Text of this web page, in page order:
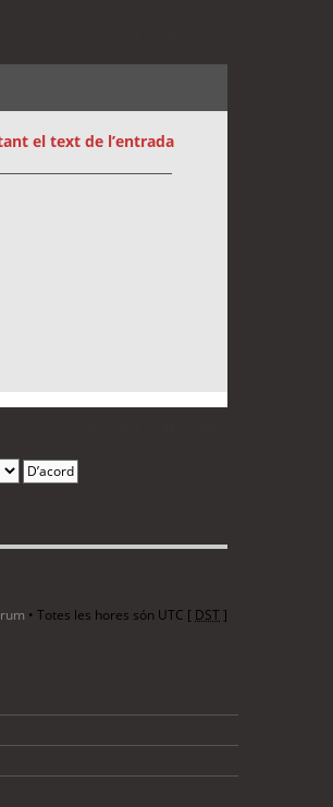
el text de l’entrada
• Totes les hores són UTC [ DST]